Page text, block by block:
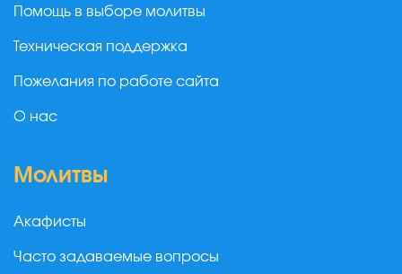
Помощь в выборе молитвы
Техническая поддержка
Пожелания по работе сайта
О нас
Молитвы
Акафисты
Часто задаваемые вопросы